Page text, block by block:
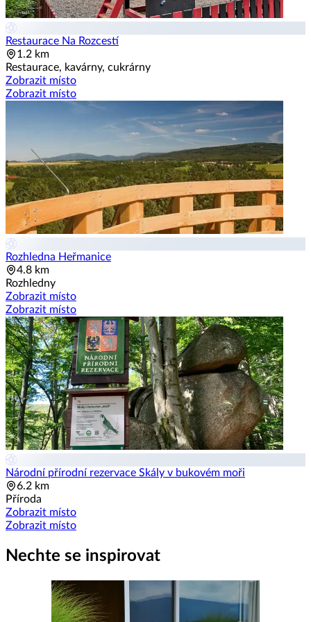
Restaurace Na Rozcestí
1.2 km
Restaurace, kavárny, cukrárny
Zobrazit místo
Zobrazit místo
Rozhledna Heřmanice
4.8 km
Rozhledny
Zobrazit místo
Zobrazit místo
Národní přírodní rezervace Skály v bukovém moři
6.2 km
Příroda
Zobrazit místo
Zobrazit místo
Nechte se inspirovat